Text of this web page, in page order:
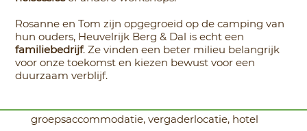
Rosanne en Tom zijn opgegroeid op de camping van
hun ouders, Heuvelrijk Berg & Dal is echt een
familiebedrijf. Ze vinden een beter milieu belangrijk
voor onze toekomst en kiezen bewust voor een
duurzaam verblijf.
groepsaccommodatie, vergaderlocatie, hotel